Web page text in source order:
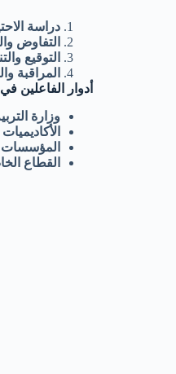
دراسة
التفاوض
التوقيع
المراقبة
أدوار الفاعلين
وزارة
المؤسسات
القطاع